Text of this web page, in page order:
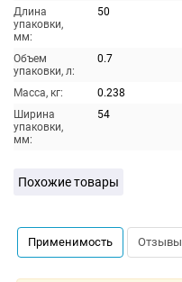
Длина
упаковки,
мм:
50
Объем
упаковки, л:
0.7
Масса, кг:
0.238
Ширина
упаковки,
мм:
54
Похожие товары
Применимость Отзывы